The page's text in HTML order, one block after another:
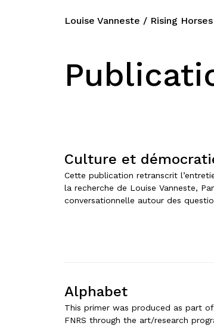
Louise Vanneste / Rising Horses
Culture et
Cette publication retranscrit
la recherche de Louise Vanneste,
conversationnelle autour des
Alphabet
This primer was produced as part
FNRS through the art/research